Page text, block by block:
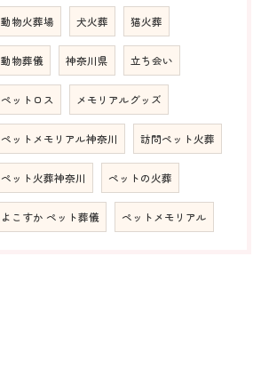
動物火葬場 犬火葬 猫火葬
動物葬儀 神奈川県 立ち会い
ペットロス メモリアルグッズ
ペットメモリアル神奈川 訪問ペット火葬
ペット火葬神奈川 ペットの火葬
よこすか ペット葬儀 ペットメモリアル